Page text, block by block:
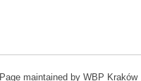
Page maintained by WBP Kraków